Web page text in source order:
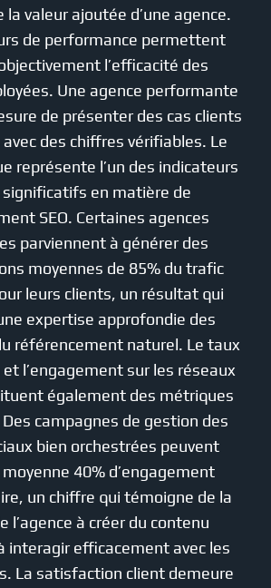
valeur ajoutée d’une agence.
de performance permettent
l’efficacité des
Une agence performante
de présenter des cas clients
des chiffres vérifiables. Le
représente l’un des indicateurs
significatifs en matière de
SEO. Certaines agences
parviennent à générer des
moyennes de 85% du trafic
leurs clients, un résultat qui
expertise approfondie des
référencement naturel. Le taux
l’engagement sur les réseaux
également des métriques
campagnes de gestion des
bien orchestrées peuvent
40% d’engagement
un chiffre qui témoigne de la
l’agence à créer du contenu
interagir efficacement avec les
La satisfaction client demeure